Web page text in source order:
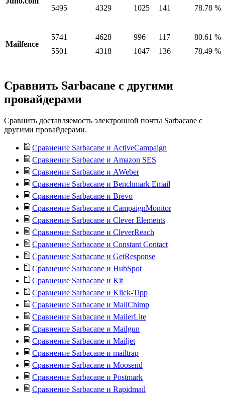
5495
4329 1025 141 78.78 %
Mailfence
5741
5501
4628
4318
996
1047
117
136
80.61 %
78.49 %
Сравнить Sarbacane с другими
провайдерами
Сравнить доставляемость электронной почты Sarbacane с
другими провайдерами.
Сравнение Sarbacane и ActiveCampaign
Сравнение Sarbacane и Amazon SES
Сравнение Sarbacane и AWeber
Сравнение Sarbacane и Benchmark Email
Сравнение Sarbacane и Brevo
Сравнение Sarbacane и CampaignMonitor
Сравнение Sarbacane и Clever Elements
Сравнение Sarbacane и CleverReach
Сравнение Sarbacane и Constant Contact
Сравнение Sarbacane и GetResponse
Сравнение Sarbacane и HubSpot
Сравнение Sarbacane и Kit
Сравнение Sarbacane и Klick-Tipp
Сравнение Sarbacane и MailChimp
Сравнение Sarbacane и MailerLite
Сравнение Sarbacane и Mailgun
Сравнение Sarbacane и Mailjet
Сравнение Sarbacane и mailtrap
Сравнение Sarbacane и Moosend
Сравнение Sarbacane и Postmark
Сравнение Sarbacane и Rapidmail